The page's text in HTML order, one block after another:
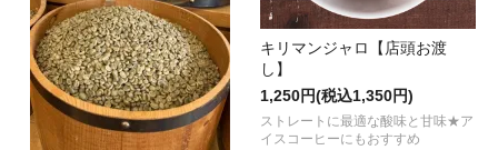
キリマンジャロ【店頭お渡
し】
1,250円(税込1,350円)
ストレートに最適な酸味と甘味★ア
イスコーヒーにもおすすめ